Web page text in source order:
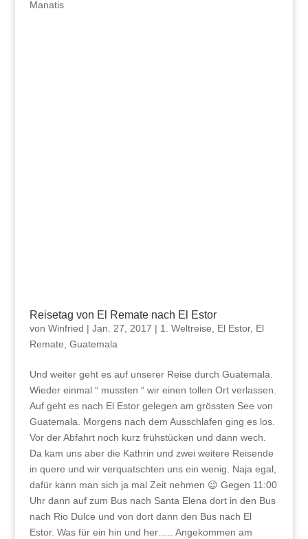
Manatis
Reisetag von El Remate nach El Estor
von Winfried | Jan. 27, 2017 | 1. Weltreise, El Estor, El
Remate, Guatemala
Und weiter geht es auf unserer Reise durch Guatemala.
Wieder einmal “ mussten “ wir einen tollen Ort verlassen.
Auf geht es nach El Estor gelegen am grössten See von
Guatemala. Morgens nach dem Ausschlafen ging es los.
Vor der Abfahrt noch kurz frühstücken und dann wech.
Da kam uns aber die Kathrin und zwei weitere Reisende
in quere und wir verquatschten uns ein wenig. Naja egal,
dafür kann man sich ja mal Zeit nehmen 😉 Gegen 11:00
Uhr dann auf zum Bus nach Santa Elena dort in den Bus
nach Rio Dulce und von dort dann den Bus nach El
Estor. Was für ein hin und her….. Angekommen am